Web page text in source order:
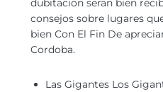
dubitacion seran bien
consejos sobre lugares
bien Con El Fin De
Cordoba.
Las Gigantes Los